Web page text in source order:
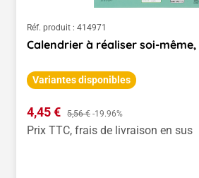
Réf. produit : 414971
Calendrier à réaliser soi-même,
Variantes disponibles
Prix de vente :
4,45 € Prix régulier :
5,56 € -19.96%
Prix TTC, frais de livraison en sus